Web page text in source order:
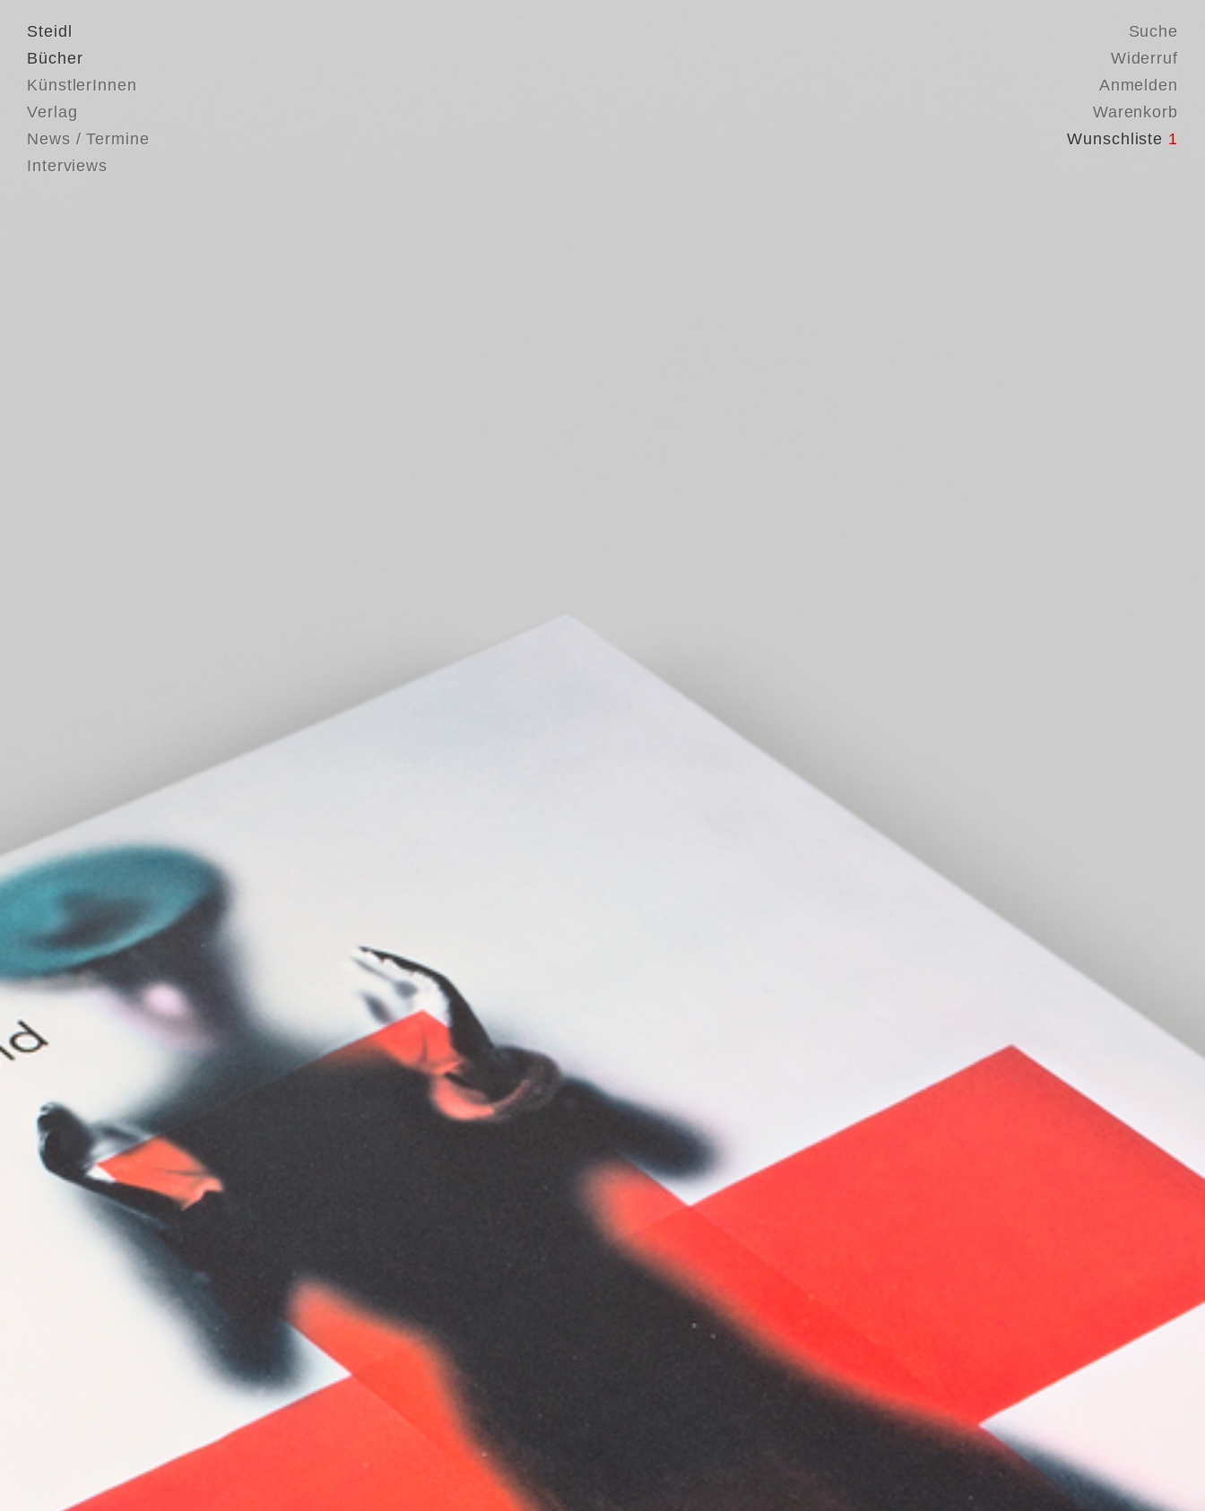
Steidl
Bücher
KünstlerInnen
Verlag
News / Termine
Interviews
Suche
Widerruf
Anmelden
Warenkorb
Wunschliste 1